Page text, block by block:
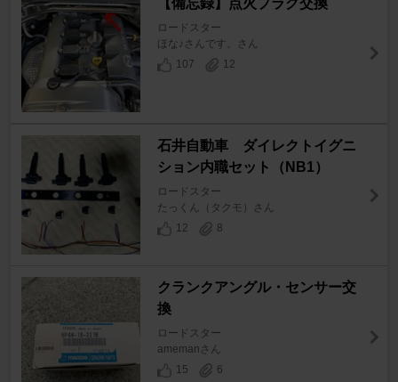
【備忘録】点火プラグ交換
ロードスター
ほな♪さんです。さん
107
12
石井自動車 ダイレクトイグニ
ション内職セット（NB1）
ロードスター
たっくん（タクモ）さん
12
8
クランクアングル・センサー交
換
ロードスター
amemanさん
15
6